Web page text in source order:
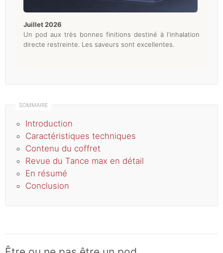
juillet 2026
Un pod aux très bonnes finitions destiné à l'inhalation
directe restreinte. Les saveurs sont excellentes.
Introduction
Caractéristiques techniques
Contenu du coffret
Revue du Tance max en détail
En résumé
Conclusion